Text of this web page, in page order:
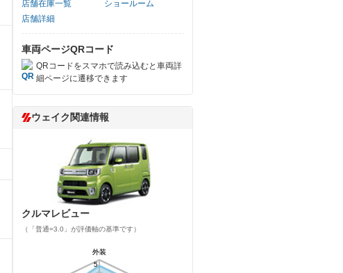
店舗在庫一覧
ショールーム
店舗詳細
車両ページQRコード
QRコードをスマホで読み込むと車両詳
細ページに遷移できます
ウェイク関連情報
クルマレビュー
（「普通=3.0」が評価軸の基準です）
外装
5
外装
5